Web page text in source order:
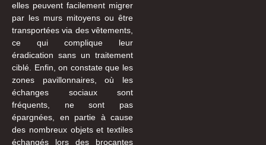
elles peuvent facilement migrer
par les murs mitoyens ou être
transportées via des vêtements,
ce qui complique leur
éradication sans un traitement
ciblé. Enfin, on constate que les
zones pavillonnaires, où les
échanges sociaux sont
fréquents, ne sont pas
épargnées, en partie à cause
des nombreux objets et textiles
échangés lors des brocantes